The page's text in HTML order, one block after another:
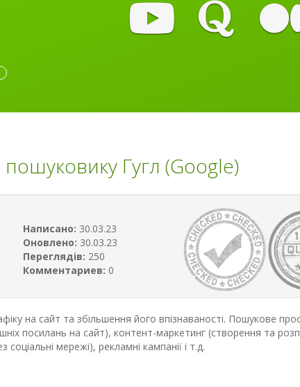
Гугл (Google)
Написано: 30.03.23
Оновлено: 30.03.23
Переглядів: 250
Комментариев: 0
на сайт та збільшення його впізнаваності. Пошукове
посилань на сайт), контент-маркетинг (створення та
мережі), рекламні кампанії і т.д.